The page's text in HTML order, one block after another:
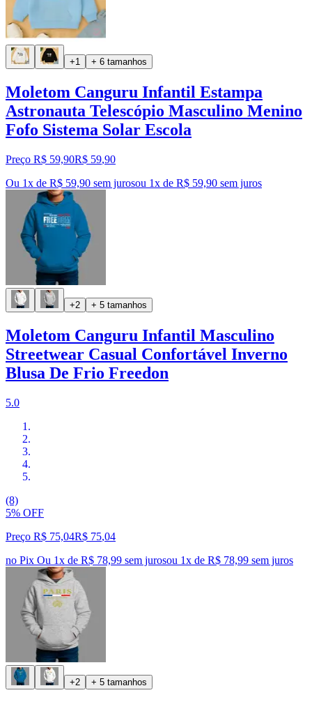
+1 + 6 tamanhos
Moletom Canguru Infantil Estampa
Astronauta Telescópio Masculino Menino
Fofo Sistema Solar Escola
Preço R$ 59,90R$ 59,90
Ou 1x de R$ 59,90 sem jurosou 1x de R$ 59,90 sem juros
+2 + 5 tamanhos
Moletom Canguru Infantil Masculino
Streetwear Casual Confortável Inverno
Blusa De Frio Freedon
5.0
(8)
5% OFF
Preço R$ 75,04R$ 75,04
no Pix Ou 1x de R$ 78,99 sem jurosou 1x de R$ 78,99 sem juros
+2 + 5 tamanhos